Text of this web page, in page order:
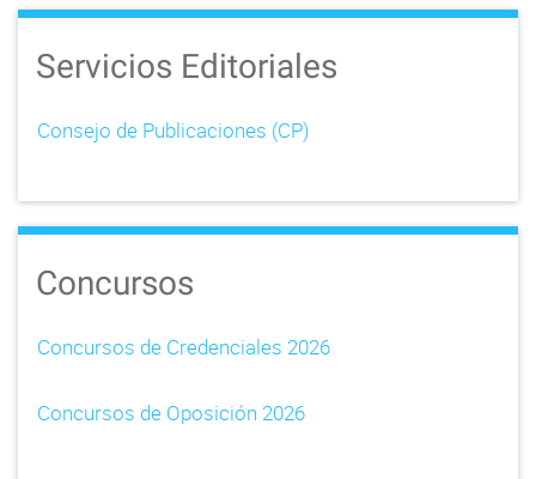
Servicios Editoriales
Consejo de Publicaciones (CP)
Concursos
Concursos de Credenciales 2026
Concursos de Oposición 2026